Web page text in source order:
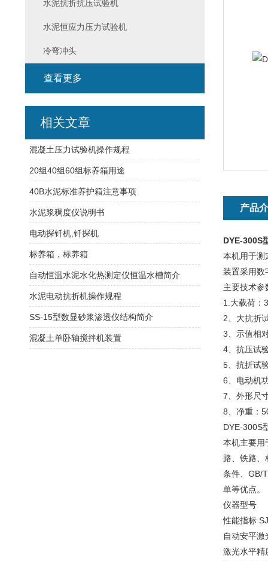
产品
DYE-300S
本机用于测
装置采用数
主要技术参
1.大载荷：
2、大抗折
3、示值相
4、抗压试
5、抗折试
6、电动机
7、外形尺
8、净重：
DYE-300S
本机主要用
路、铁路、
条件、GB/
单等优点。
仪器型号
性能指标
自动安平激
激光水平精
水泥抗折抗压试验机
水泥恒应力压力试验机
冷弯冲头
查看更多
相关文章
混凝土压力试验机操作规程
20组40组60组标养箱用途
40B水泥标准养护箱注意事项
水泥浆稠度仪说明书
电动探钎机,钎探机
标养箱，标养箱
自动恒温水泥水化热测定仪恒温水槽简介
水泥电动抗折机操作规程
SS-15型数显砂浆渗透仪结构简介
混凝土单卧轴搅拌机装置